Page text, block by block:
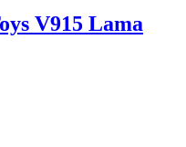
V915 Lama